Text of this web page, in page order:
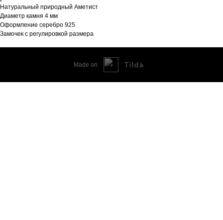
Натуральный природный Аметист
Диаметр камня 4 мм
Оформление серебро 925
Замочек с регулировкой размера
Made on Tilda